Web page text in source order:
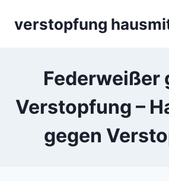
verstopfung
Federweißer
Verstopfung –
gegen